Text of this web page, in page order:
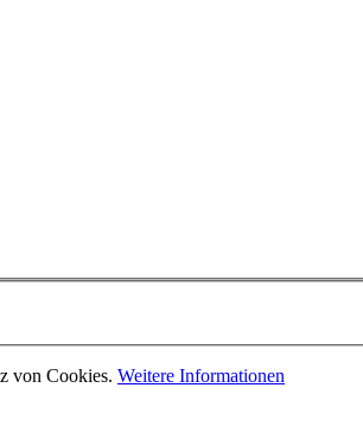
von Cookies. Weitere Informationen